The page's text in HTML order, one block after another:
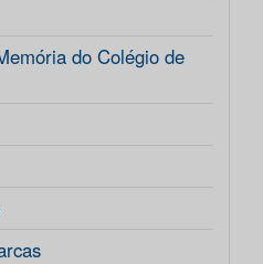
do Colégio de